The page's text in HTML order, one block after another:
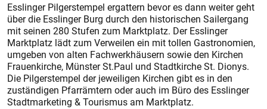
Esslinger Pilgerstempel ergattern bevor es dann weiter geht
über die Esslinger Burg durch den historischen Sailergang
mit seinen 280 Stufen zum Marktplatz. Der Esslinger
Marktplatz lädt zum Verweilen ein mit tollen Gastronomien,
umgeben von alten Fachwerkhäusern sowie den Kirchen
Frauenkirche, Münster St.Paul und Stadtkirche St. Dionys.
Die Pilgerstempel der jeweiligen Kirchen gibt es in den
zuständigen Pfarrämtern oder auch im Büro des Esslinger
Stadtmarketing & Tourismus am Marktplatz.